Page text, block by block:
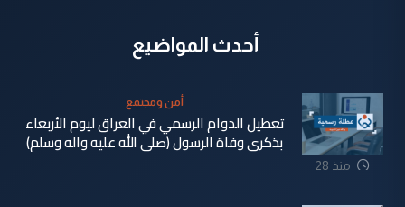
أحدث المواضيع
منذ 28
أمن ومجتمع
تعطيل الدوام الرسمي في العراق ليوم الأربعاء
بذكرى وفاة الرسول (صلى الله عليه واله وسلم)